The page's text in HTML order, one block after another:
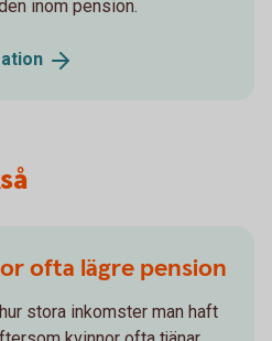
inom pension.
ofta lägre pension
stora inkomster man haft